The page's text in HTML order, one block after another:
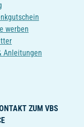
werben
Anleitungen
ZUM VBS